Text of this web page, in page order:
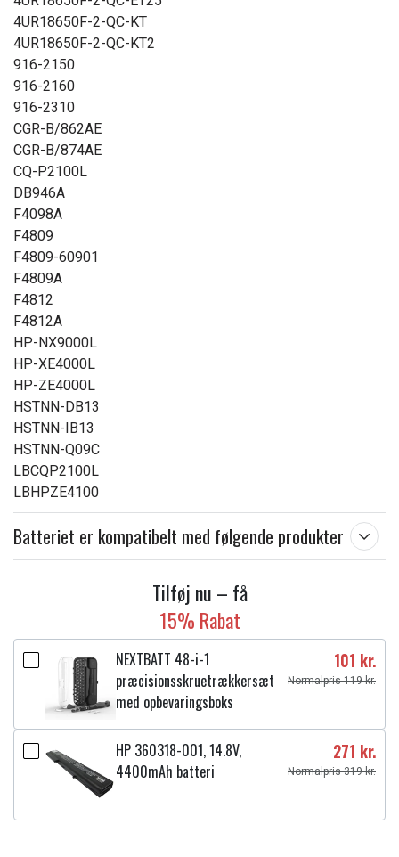
4UR18650F-2-QC-KT
4UR18650F-2-QC-KT2
916-2150
916-2160
916-2310
CGR-B/862AE
CGR-B/874AE
CQ-P2100L
DB946A
F4098A
F4809
F4809-60901
F4809A
F4812
F4812A
HP-NX9000L
HP-XE4000L
HP-ZE4000L
HSTNN-DB13
HSTNN-IB13
HSTNN-Q09C
LBCQP2100L
LBHPZE4100
Batteriet er kompatibelt med følgende produkter
Tilføj nu – få
15% Rabat
NEXTBATT 48-i-1
præcisionsskruetrækkersæt
med opbevaringsboks
101 kr.
Normalpris 119 kr.
HP 360318-001, 14.8V,
4400mAh batteri
271 kr.
Normalpris 319 kr.